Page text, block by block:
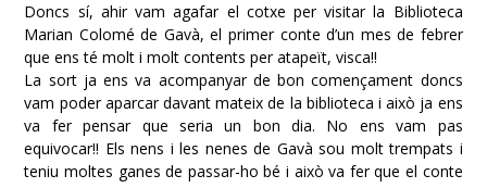
Doncs sí, ahir vam agafar el cotxe per visitar la Biblioteca
Marian Colomé de Gavà, el primer conte d’un mes de febrer
que ens té molt i molt contents per atapeït, visca!!
La sort ja ens va acompanyar de bon començament doncs
vam poder aparcar davant mateix de la biblioteca i això ja ens
va fer pensar que seria un bon dia. No ens vam pas
equivocar!! Els nens i les nenes de Gavà sou molt trempats i
teniu moltes ganes de passar-ho bé i això va fer que el conte